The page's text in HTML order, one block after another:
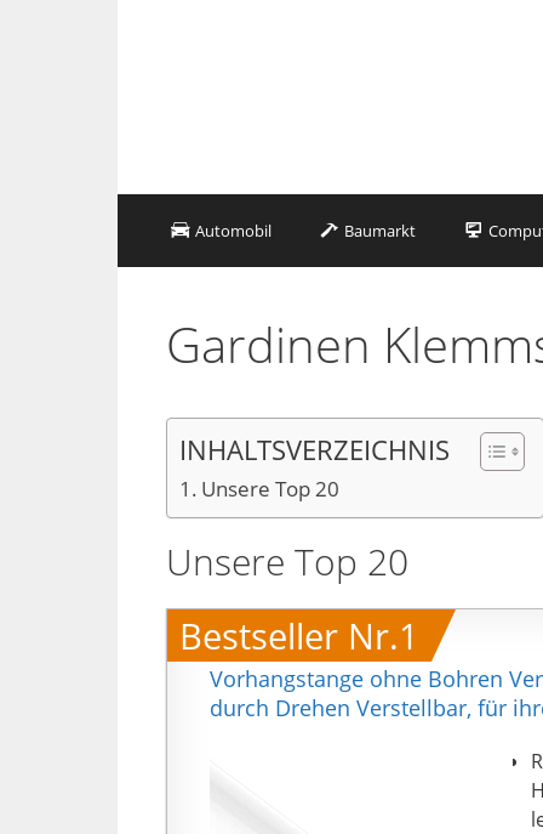
Automobil Baumarkt
Gardinen
INHALTSVERZEICHNIS
Unsere Top 20
Unsere Top 20
Bestseller Nr.1
Vorhangstange ohne Bohren
durch Drehen Verstellbar, für